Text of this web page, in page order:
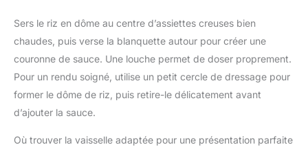
Sers le riz en dôme au centre d’assiettes creuses bien
chaudes, puis verse la blanquette autour pour créer une
couronne de sauce. Une louche permet de doser proprement.
Pour un rendu soigné, utilise un petit cercle de dressage pour
former le dôme de riz, puis retire-le délicatement avant
d’ajouter la sauce.
Où trouver la vaisselle adaptée pour une présentation parfaite